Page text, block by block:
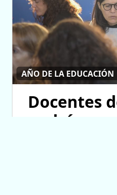
AÑO DE LA EDUCACIÓN
Docentes
podrán